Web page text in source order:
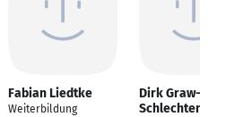
Fabian Liedtke
Weiterbildung
Dirk Graw-
Schlechtendahl